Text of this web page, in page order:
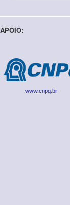
APOIO:
www.cnpq.br